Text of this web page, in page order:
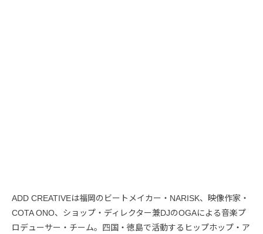
ADD CREATIVEは福岡のビートメイカー・NARISK、映像作家・
COTA ONO、ショップ・ディレクター兼DJのOGAによる音楽プ
ロデューサー・チーム。四国・徳島で活動するヒップホップ・ア